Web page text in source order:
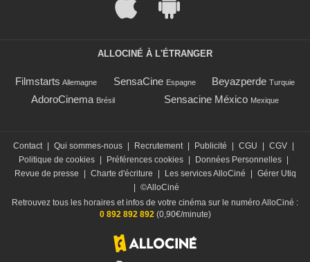
ALLOCINÉ À L'ÉTRANGER
Filmstarts Allemagne SensaCine Espagne Beyazperde Turquie
AdoroCinema Brésil Sensacine México Mexique
Contact Qui sommes-nous Recrutement Publicité CGU CGV
Politique de cookies
Préférences cookies Données Personnelles
Revue de presse
Charte d'écriture Les services AlloCiné
Gérer Utiq
©AlloCiné
Retrouvez tous les horaires et infos de votre cinéma sur le numéro AlloCiné :
0 892 892 892(0,90€/minute)